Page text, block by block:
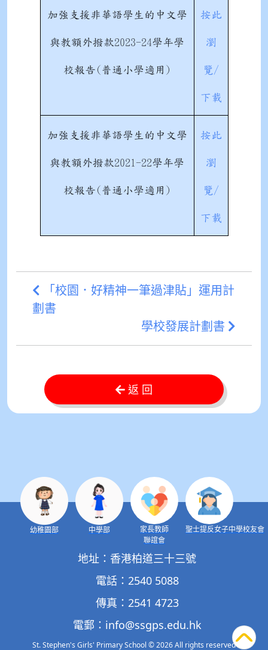
加強支援非華語學生的中文學
與教額外撥款2023-24學年學
校報告(普通小學適用)
按此
瀏
覽/
下載
加強支援非華語學生的中文學
與教額外撥款2021-22學年學
校報告(普通小學適用)
按此
瀏
覽/
下載
「校園．好精神一筆過津貼」運用計
劃書
學校發展計劃書
返 回
地址：香港柏道三十三號
電話：2540 5088
傳真：2541 4723
電郵： info@ssgps.edu.hk
幼稚園部 中學部
家長教師
聯誼會
聖士提反女子中學校友會
St. Stephen's Girls' Primary School © 2026 All rights reserved